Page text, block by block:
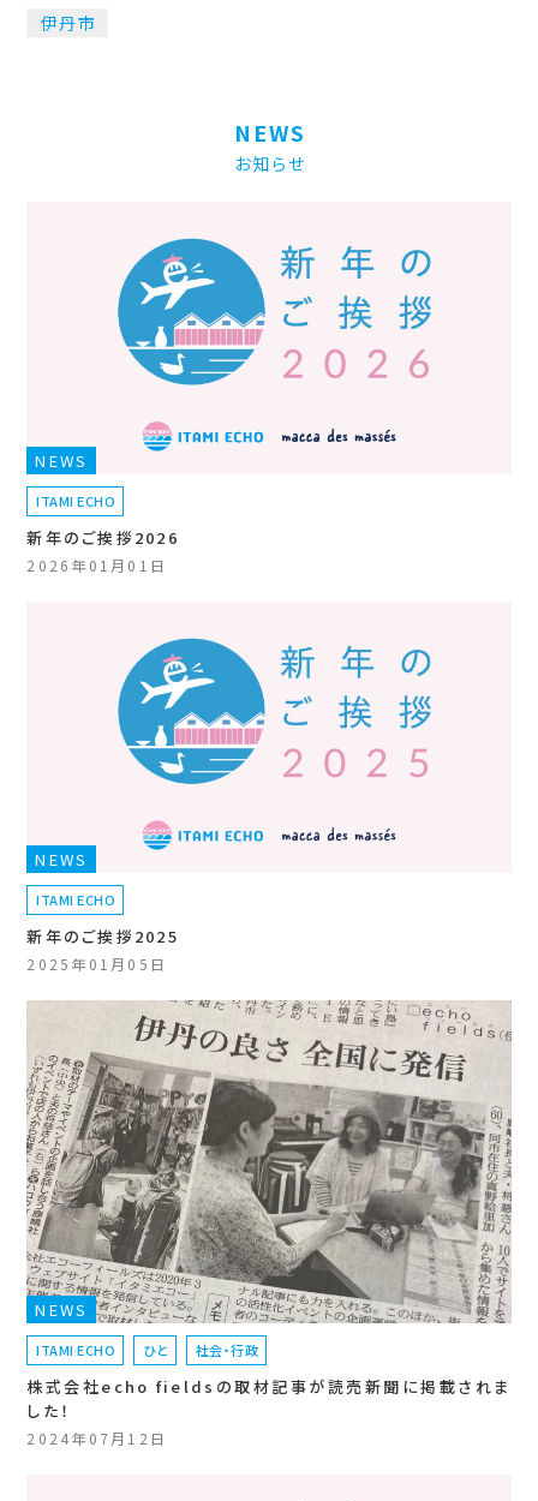
伊丹市
NEWS
お知らせ
NEWS
ITAMI ECHO
新年のご挨拶2026
2026年01月01日
NEWS
ITAMI ECHO
新年のご挨拶2025
2025年01月05日
NEWS
ITAMI ECHO ひと 社会・行政
株式会社echo fieldsの取材記事が読売新聞に掲載されま
した！
2024年07月12日